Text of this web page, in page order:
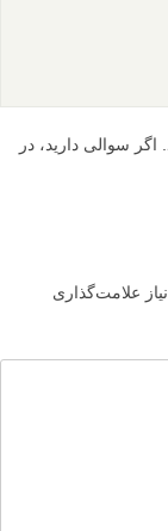
سوالی دارید، در
علامت‌گذاری